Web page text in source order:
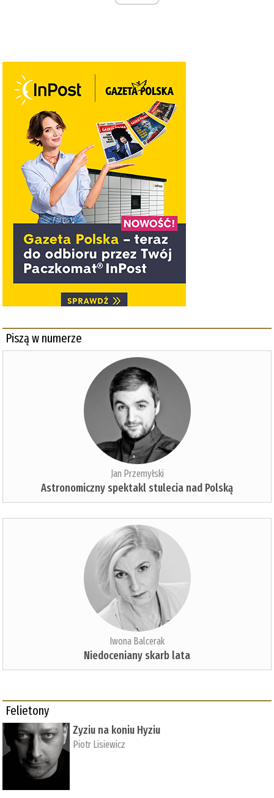
Piszą w numerze
Jan Przemyłski
Astronomiczny spektakl stulecia nad Polską
Iwona Balcerak
Niedoceniany skarb lata
Felietony
Zyziu na koniu Hyziu
Piotr Lisiewicz